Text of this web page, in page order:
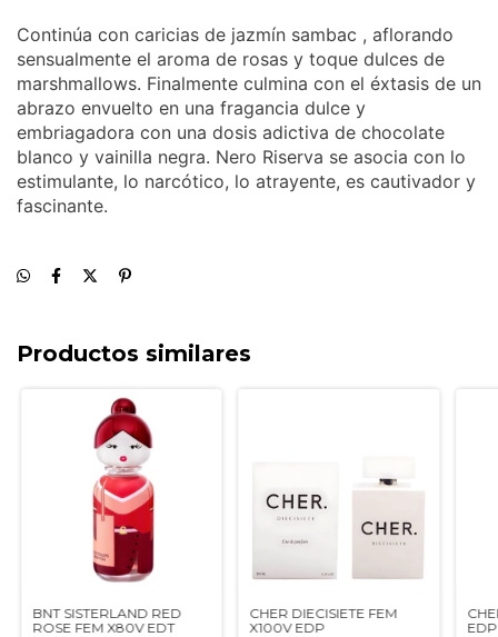
Continúa con caricias de jazmín sambac , aflorando
sensualmente el aroma de rosas y toque dulces de
marshmallows. Finalmente culmina con el éxtasis de un
abrazo envuelto en una fragancia dulce y
embriagadora con una dosis adictiva de chocolate
blanco y vainilla negra. Nero Riserva se asocia con lo
estimulante, lo narcótico, lo atrayente, es cautivador y
fascinante.
Productos similares
BNT SISTERLAND RED
ROSE FEM X80V EDT
CHER DIECISIETE FEM
X100V EDP
EDP